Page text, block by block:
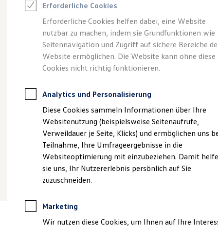
Leasing
Leasing-Angebote
Gebrauchtwagen Leasing
Junge Gebrauchtwagen-Leasing
Elektroauto Leasing
Kleinwagen-Leasing
Leasing ohne Anzahlung
Finanzierung
Kfz-Versicherung
Restschuldversicherungen
Garantien
Wartungsverträge
Geschäftskunden
Professional Class bei Volkswagen
Großkunden
Behörden
Direktkunden
Sonderfahrzeuge
Anpfiff zum Gewinn
Elektroautos
ID. Tutorials
Elektrofahrzeugkonzepte
Angebot gültig bis 30.09.2026 Privatkunden
Begeistert. Der neue vollelektrische ID. Cross
Ab 266,00 €mtl. leasen | 3.400,00 € Sonderzahlung
10.000 km
Details ansehen
Erforderliche Cookies
Erforderliche Cookies helfen dabei, eine Website
nutzbar zu machen, indem sie Grundfunktionen wie
Seitennavigation und Zugriff auf sichere Bereiche
Website ermöglichen. Die Website kann ohne diese
Cookies nicht richtig funktionieren.
Analytics und Personalisierung
Diese Cookies sammeln Informationen über Ihre
Websitenutzung (beispielsweise Seitenaufrufe,
Verweildauer je Seite, Klicks) und ermöglichen uns
Teilnahme, Ihre Umfrageergebnisse in die
Websiteoptimierung mit einzubeziehen. Damit
sie uns, Ihr Nutzererlebnis persönlich auf Sie
zuzuschneiden.
Marketing
Wir nutzen diese Cookies, um Ihnen auf Ihre